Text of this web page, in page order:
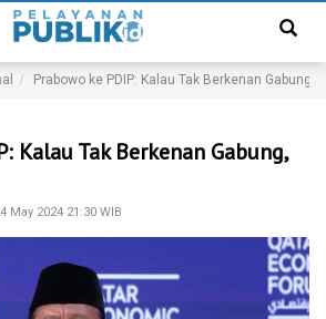
Prabowo ke PDIP: Kalau Tak Berkenan Gabung,
Kalau Tak Berkenan Gabung,
May 2024 21:30 WIB